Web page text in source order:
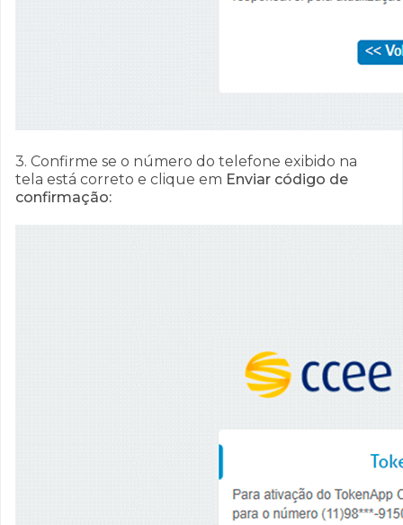
3. Confirme se o número do telefone exibido na
tela está correto e clique em Enviar código de
confirmação: